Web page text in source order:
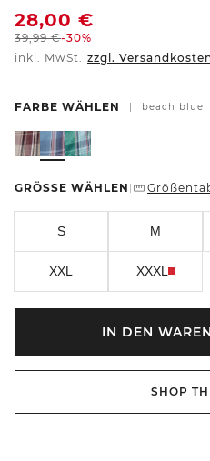
28,00 €
39,99€-30%
inkl. MwSt. zzgl.
FARBE WÄHLEN beach blue
GRÖSSE WÄHLEN
S M
XXL XXXL
IN DEN
SHOP